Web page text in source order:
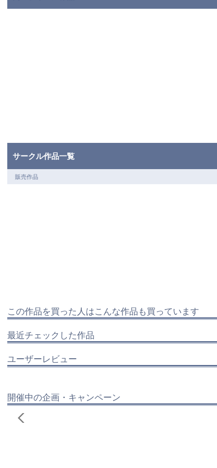
サークル作品一覧
販売作品
この作品を買った人はこんな作品も買っています
最近チェックした作品
ユーザーレビュー
開催中の企画・キャンペーン